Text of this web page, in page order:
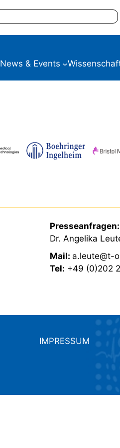
News & Events
Presseanfragen:
Dr. Angelika
Mail: a.leute@t-
Tel: +49 (0)202
IMPRESSUM